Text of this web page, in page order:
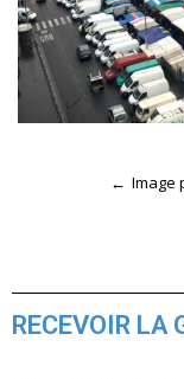
Image
RECEVOIR LA